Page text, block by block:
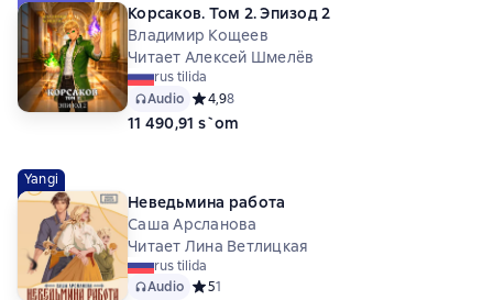
Корсаков. Том 2. Эпизод 2
Владимир Кощеев
Читает Алексей Шмелёв
rus tilida
Audio Средний рейтинг 4,9 на основе 8 оценок
4,98
11 490,91 s`om
Yangi
Неведьмина работа
Саша Арсланова
Читает Лина Ветлицкая
rus tilida
Audio Средний рейтинг 5 на основе 1 оценок
51